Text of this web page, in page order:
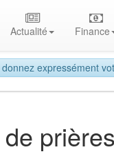
expressément
Actualité Finance